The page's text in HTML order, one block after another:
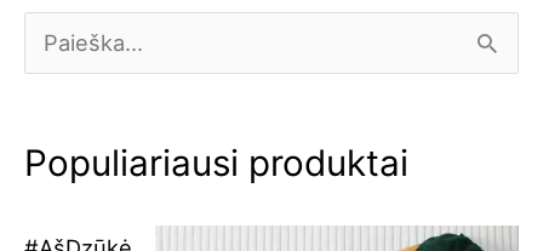
kPopuliariausi produktai